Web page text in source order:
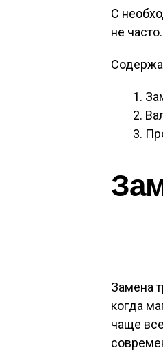
С
не
Замена
когда
чаще